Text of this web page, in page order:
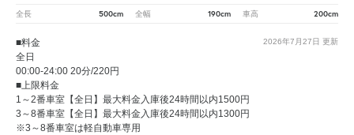
全長 500cm 全幅 190cm 車高 200cm
2026年7月27日 更新
■料金
全日
00:00-24:00 20分/220円
■上限料金
1～2番車室【全日】最大料金入庫後24時間以内1500円
3～8番車室【全日】最大料金入庫後24時間以内1300円
※3～8番車室は軽自動車専用